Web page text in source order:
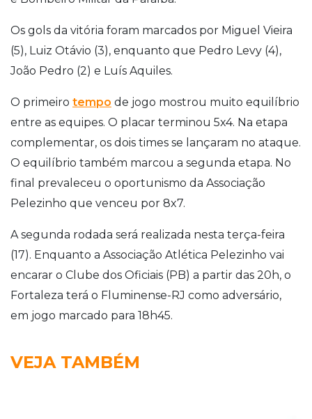
Os gols da vitória foram marcados por Miguel Vieira
(5), Luiz Otávio (3), enquanto que Pedro Levy (4),
João Pedro (2) e Luís Aquiles.
O primeiro tempo de jogo mostrou muito equilíbrio
entre as equipes. O placar terminou 5x4. Na etapa
complementar, os dois times se lançaram no ataque.
O equilíbrio também marcou a segunda etapa. No
final prevaleceu o oportunismo da Associação
Pelezinho que venceu por 8x7.
A segunda rodada será realizada nesta terça-feira
(17). Enquanto a Associação Atlética Pelezinho vai
encarar o Clube dos Oficiais (PB) a partir das 20h, o
Fortaleza terá o Fluminense-RJ como adversário,
em jogo marcado para 18h45.
VEJA TAMBÉM